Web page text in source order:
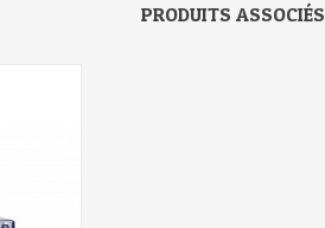
PRODUITS ASSOCIÉS